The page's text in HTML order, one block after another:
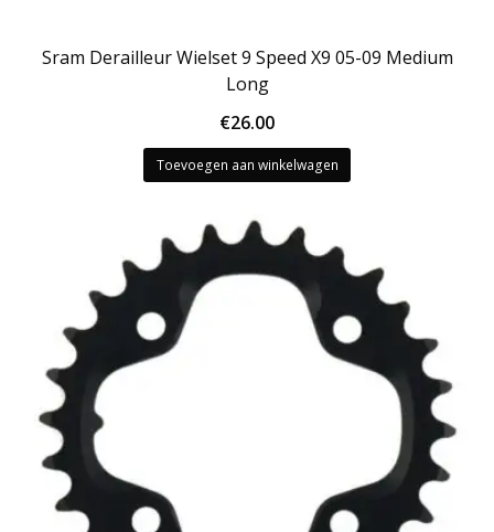
Sram Derailleur Wielset 9 Speed X9 05-09 Medium
Long
€26.00
Toevoegen aan winkelwagen